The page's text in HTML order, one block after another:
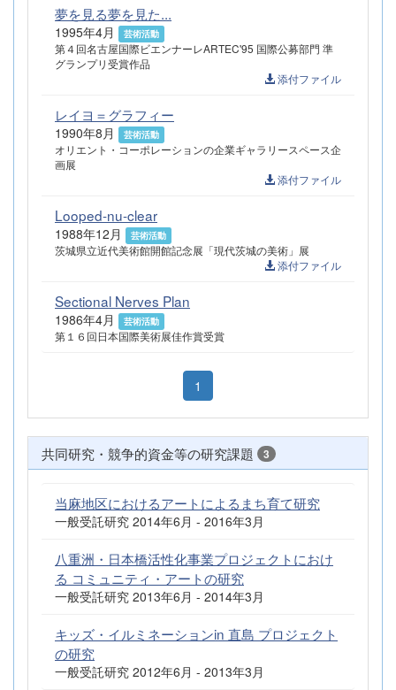
夢を見る夢を見た...
1995年4月 芸術活動
第４回名古屋国際ビエンナーレARTEC'95 国際公募部門 準
グランプリ受賞作品
添付ファイル
レイヨ＝グラフィー
1990年8月 芸術活動
オリエント・コーポレーションの企業ギャラリースペース企
画展
添付ファイル
Looped-nu-clear
1988年12月 芸術活動
茨城県立近代美術館開館記念展「現代茨城の美術」展
添付ファイル
Sectional Nerves Plan
1986年4月 芸術活動
第１６回日本国際美術展佳作賞受賞
1
共同研究・競争的資金等の研究課題 3
当麻地区におけるアートによるまち育て研究
一般受託研究 2014年6月 - 2016年3月
八重洲・日本橋活性化事業プロジェクトにおけ
る コミュニティ・アートの研究
一般受託研究 2013年6月 - 2014年3月
キッズ・イルミネーションin 直島 プロジェクト
の研究
一般受託研究 2012年6月 - 2013年3月